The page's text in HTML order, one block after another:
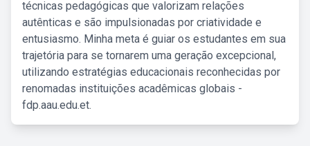
técnicas pedagógicas que valorizam relações
autênticas e são impulsionadas por criatividade e
entusiasmo. Minha meta é guiar os estudantes em sua
trajetória para se tornarem uma geração excepcional,
utilizando estratégias educacionais reconhecidas por
renomadas instituições acadêmicas globais -
fdp.aau.edu.et.